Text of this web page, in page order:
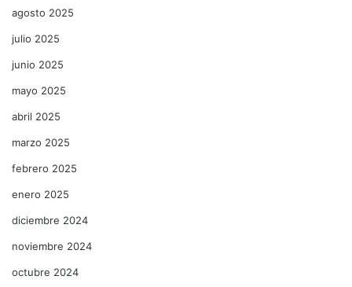
agosto 2025
julio 2025
junio 2025
mayo 2025
abril 2025
marzo 2025
febrero 2025
enero 2025
diciembre 2024
noviembre 2024
octubre 2024